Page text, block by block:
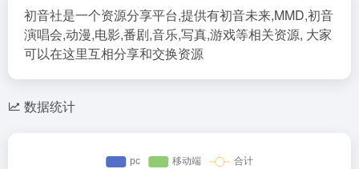
初音社是一个资源分享平台,提供有初音未来,MMD,初音
演唱会,动漫,电影,番剧,音乐,写真,游戏等相关资源, 大家
可以在这里互相分享和交换资源
数据统计